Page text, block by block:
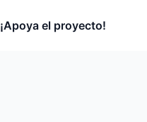
¡Apoya el proyecto!